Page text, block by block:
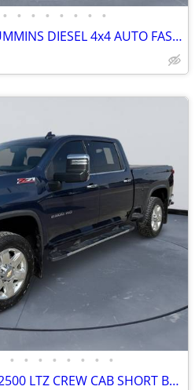
• • • • • • • •
2012 RAM 5500 ST 6.7 CUMMINS DIESEL 4x4 AUTO FASSI CRANE #512099
• • • • • • • •
2022 CHEVY SILVERADO 2500 LTZ CREW CAB SHORT BOX 6.6 DURAMAX #522099